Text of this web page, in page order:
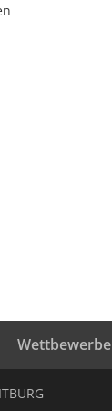
Wettbewerbe